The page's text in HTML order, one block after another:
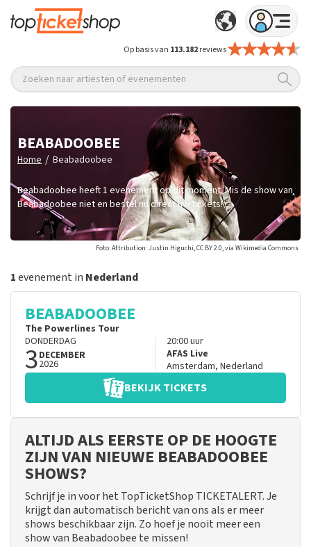
Op basis van 113.182reviews
Zoeken naar artiesten of evenementen
BEABADOOBEE
Home / Beabadoobee
Beabadoobee heeft 1 evenement op dit moment. Mis de show van
Beabadoobee niet en bestel nu direct uw tickets!
Foto: Attribution: Justin Higuchi, CC BY 2.0, via Wikimedia Commons
1evenement in Nederland
BEABADOOBEE
The Powerlines Tour
DONDERDAG
3DECEMBER
2026
20:00uur
AFAS Live
Amsterdam, Nederland
BEKIJK TICKETS
ALTIJD ALS EERSTE OP DE HOOGTE
ZIJN VAN NIEUWE BEABADOOBEE
SHOWS?
Schrijf je in voor het TopTicketShop TICKETALERT. Je
krijgt dan automatisch bericht van ons als er meer
shows beschikbaar zijn. Zo hoef je nooit meer een
show van Beabadoobee te missen!